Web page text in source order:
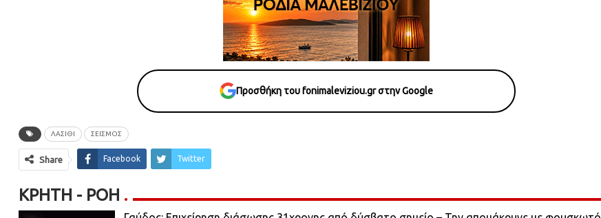
Προσθήκη του fonimaleviziou.gr στην Google
ΛΑΣΙΘΙ ΣΕΙΣΜΟΣ
Share Facebook Twitter
ΚΡΉΤΗ - ΡΟΗ